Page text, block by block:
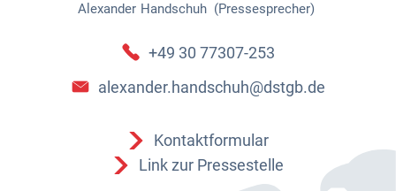
Alexander Handschuh (Pressesprecher)
Alexander Handschuh
+49 30 77307-253
alexander.handschuh@dstgb.de
Kontaktformular
Link zur Pressestelle